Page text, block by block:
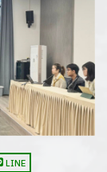
LINE